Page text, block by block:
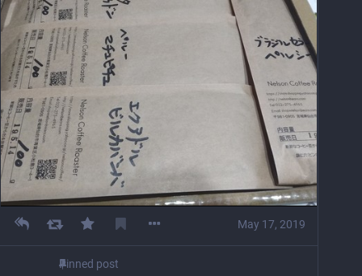
May 17, 2019
Pinned post